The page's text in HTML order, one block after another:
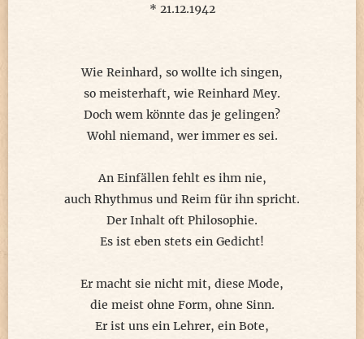
* 21.12.1942
Wie Reinhard, so wollte ich singen,
so meisterhaft, wie Reinhard Mey.
Doch wem könnte das je gelingen?
Wohl niemand, wer immer es sei.
An Einfällen fehlt es ihm nie,
auch Rhythmus und Reim für ihn spricht.
Der Inhalt oft Philosophie.
Es ist eben stets ein Gedicht!
Er macht sie nicht mit, diese Mode,
die meist ohne Form, ohne Sinn.
Er ist uns ein Lehrer, ein Bote,